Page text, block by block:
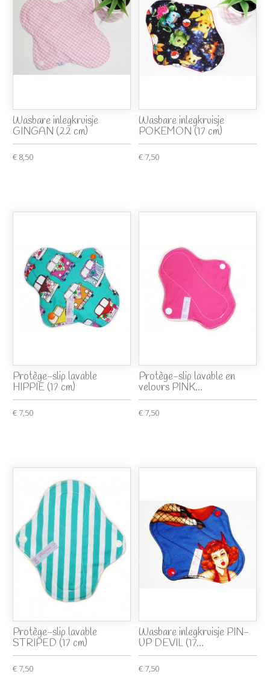
Wasbare inlegkruisje
GINGAN (22 cm)
€ 8,50
Wasbare inlegkruisje
POKEMON (17 cm)
€ 7,50
Protège-slip lavable
HIPPIE (17 cm)
€ 7,50
Protège-slip lavable en
velours PINK...
€ 7,50
Protège-slip lavable
STRIPED (17 cm)
€ 7,50
Wasbare inlegkruisje PIN-
UP DEVIL (17...
€ 7,50